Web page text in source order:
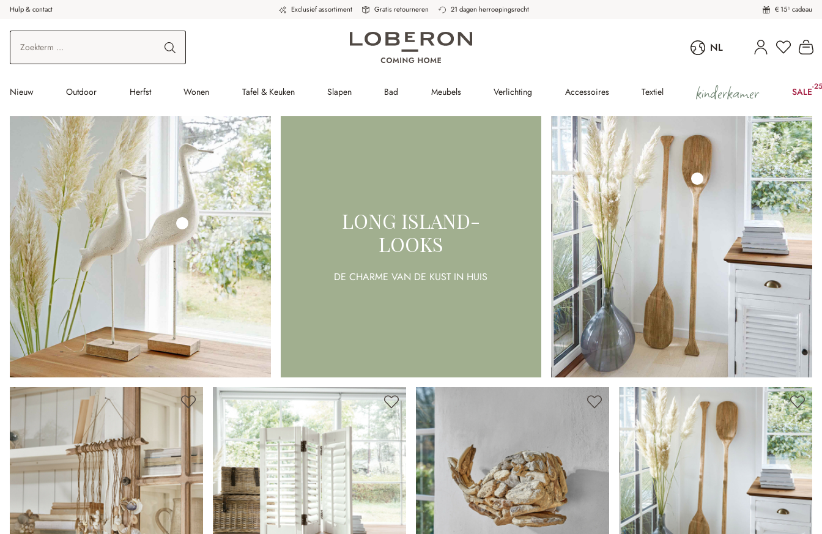
de hoofdinhoud
Ga naar zoeken
Ga naar de hoofdnavigatie
Hulp & contact Exclusief assortiment Gratis retourneren 21 dagen herroepingsrecht € 15¹ cadeau
NL U heeft
Nieuw Outdoor Herfst Wonen Tafel & Keuken Slapen Bad Meubels Verlichting Accessoires Textiel kinderkamer SALE-
LONG ISLAND-
LOOKS
DE CHARME VAN DE KUST IN HUIS